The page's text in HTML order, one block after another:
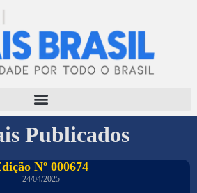
Publicados
Nº 000674
24/04/2025